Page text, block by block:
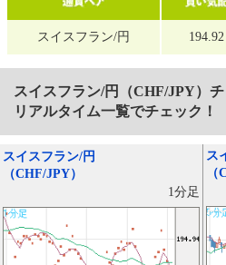
スイスフラン/円 194.92
スイスフラン/円（CHF/JPY）
リアルタイム一覧でチェック！
スイスフラン/円
（CHF/JPY）
1分足
ス
（